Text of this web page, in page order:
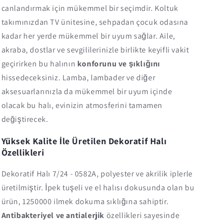
canlandırmak için mükemmel bir seçimdir. Koltuk
takımınızdan TV ünitesine, sehpadan çocuk odasına
kadar her yerde mükemmel bir uyum sağlar. Aile,
akraba, dostlar ve sevgililerinizle birlikte keyifli vakit
geçirirken bu halının konforunu ve şıklığını
hissedeceksiniz. Lamba, lambader ve diğer
aksesuarlarınızla da mükemmel bir uyum içinde
olacak bu halı, evinizin atmosferini tamamen
değiştirecek.
Yüksek Kalite İle Üretilen Dekoratif Halı
Özellikleri
Dekoratif Halı 7/24 - 0582A, polyester ve akrilik iplerle
üretilmiştir. İpek tuşeli ve el halısı dokusunda olan bu
ürün, 1250000 ilmek dokuma sıklığına sahiptir.
Antibakteriyel ve antialerjik özellikleri sayesinde